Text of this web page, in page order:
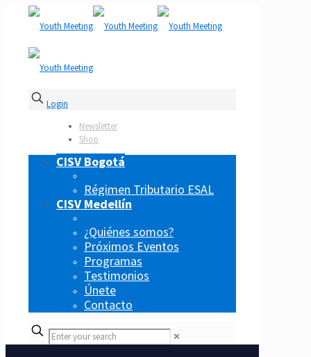
Login
Newsletter
Shop
CISV Bogotá
Régimen Tributario ESAL
CISV Medellín
¿Quiénes somos?
Próximos Eventos
Programas
Testimonios
Únete
Contacto
✕